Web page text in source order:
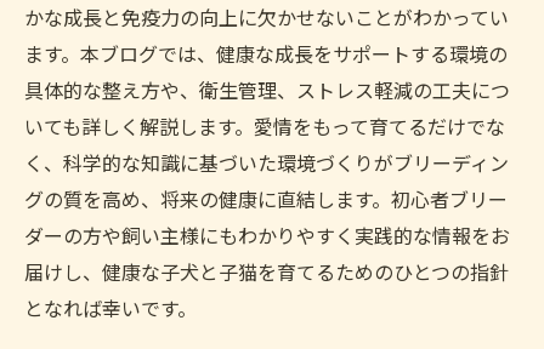
かな成長と免疫力の向上に欠かせないことがわかってい
ます。本ブログでは、健康な成長をサポートする環境の
具体的な整え方や、衛生管理、ストレス軽減の工夫につ
いても詳しく解説します。愛情をもって育てるだけでな
く、科学的な知識に基づいた環境づくりがブリーディン
グの質を高め、将来の健康に直結します。初心者ブリー
ダーの方や飼い主様にもわかりやすく実践的な情報をお
届けし、健康な子犬と子猫を育てるためのひとつの指針
となれば幸いです。